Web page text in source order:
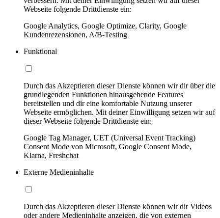
Webseite folgende Drittdienste ein:
Google Analytics, Google Optimize, Clarity, Google
Kundenrezensionen, A/B-Testing
Funktional
Durch das Akzeptieren dieser Dienste können wir dir über die
grundlegenden Funktionen hinausgehende Features
bereitstellen und dir eine komfortable Nutzung unserer
Webseite ermöglichen. Mit deiner Einwilligung setzen wir auf
dieser Webseite folgende Drittdienste ein:
Google Tag Manager, UET (Universal Event Tracking)
Consent Mode von Microsoft, Google Consent Mode,
Klarna, Freshchat
Externe Medieninhalte
Durch das Akzeptieren dieser Dienste können wir dir Videos
oder andere Medieninhalte anzeigen, die von externen